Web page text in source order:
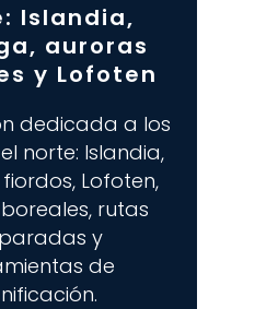
Islandia,
auroras
y Lofoten
dedicada a los
norte: Islandia,
Lofoten,
rutas
y
de